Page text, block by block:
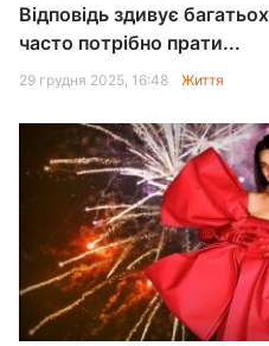
Відповідь здивує
часто потрібно прати...
29 грудня 2025, 16:48 Життя